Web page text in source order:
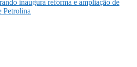
inaugura reforma e ampliação de
Petrolina